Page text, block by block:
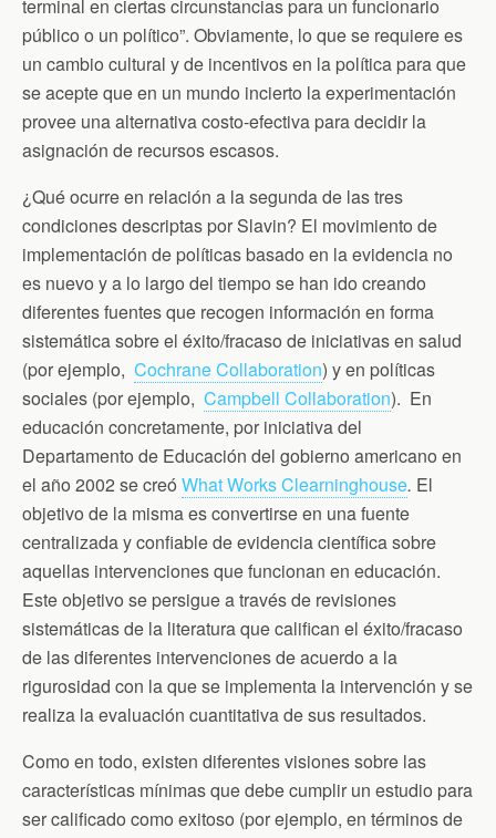
terminal en ciertas circunstancias para un funcionario
público o un político”. Obviamente, lo que se requiere es
un cambio cultural y de incentivos en la política para que
se acepte que en un mundo incierto la experimentación
provee una alternativa costo-efectiva para decidir la
asignación de recursos escasos.
¿Qué ocurre en relación a la segunda de las tres
condiciones descriptas por Slavin? El movimiento de
implementación de políticas basado en la evidencia no
es nuevo y a lo largo del tiempo se han ido creando
diferentes fuentes que recogen información en forma
sistemática sobre el éxito/fracaso de iniciativas en salud
(por ejemplo, Cochrane Collaboration) y en políticas
sociales (por ejemplo, Campbell Collaboration). En
educación concretamente, por iniciativa del
Departamento de Educación del gobierno americano en
el año 2002 se creó What Works Clearninghouse. El
objetivo de la misma es convertirse en una fuente
centralizada y confiable de evidencia científica sobre
aquellas intervenciones que funcionan en educación.
Este objetivo se persigue a través de revisiones
sistemáticas de la literatura que califican el éxito/fracaso
de las diferentes intervenciones de acuerdo a la
rigurosidad con la que se implementa la intervención y se
realiza la evaluación cuantitativa de sus resultados.
Como en todo, existen diferentes visiones sobre las
características mínimas que debe cumplir un estudio para
ser calificado como exitoso (por ejemplo, en términos de